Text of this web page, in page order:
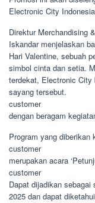
Electronic City
Direktur Merchandising
Iskandar menjelaskan
Hari Valentine, sebuah
simbol cinta dan setia.
terdekat, Electronic City
sayang tersebut.
customer
dengan beragam
Program yang diberikan
customer
merupakan acara
customer
Dapat dijadikan sebagai
2025 dan dapat